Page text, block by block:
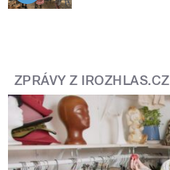
ZPRÁVY Z IROZHLAS.CZ